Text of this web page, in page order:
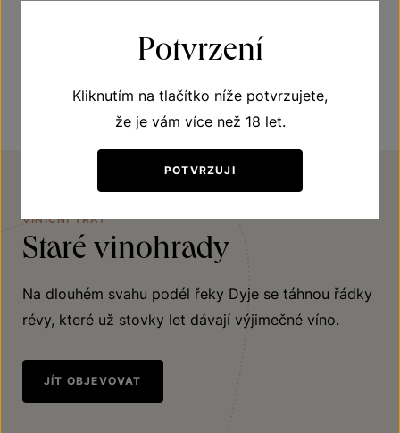
Vhodné k asijské kuchyni
VINIČNÍ TRAŤ
Staré vinohrady
Na dlouhém svahu podél řeky Dyje se táhnou řádky
révy, které už stovky let dávají výjimečné víno.
JÍT OBJEVOVAT
Potvrzení
Kliknutím na tlačítko níže potvrzujete,
že je vám více než 18 let.
POTVRZUJI